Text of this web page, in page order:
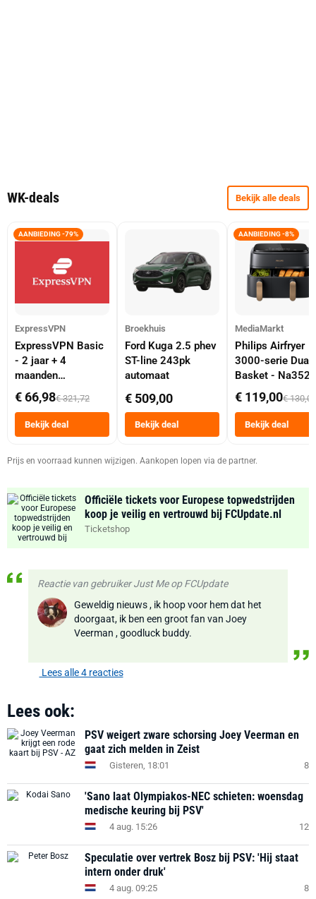
WK-deals Bekijk alle deals
AANBIEDING -79%
ExpressVPN
ExpressVPN Basic
- 2 jaar + 4
maanden
abonnement
€ 66,98€ 321,72
Bekijk deal
Broekhuis
Ford Kuga 2.5 phev
ST-line 243pk
automaat
€ 509,00
Bekijk deal
AANBIEDING -8%
MediaMarkt
Philips Airfryer
3000-serie Dual
Basket -
Dubbele Mand 9
Tot 6 Personen
Heteluchtfriteuse
Zwart
€ 119,00€ 130,00
Bekijk deal
Prijs en voorraad kunnen wijzigen. Aankopen lopen via de partner.
Officiële tickets voor Europese topwedstrijden
koop je veilig en vertrouwd bij FCUpdate.nl
Ticketshop
Reactie van gebruiker Just Me op FCUpdate
Geweldig nieuws , ik hoop voor hem dat het
doorgaat, ik ben een groot fan van Joey
Veerman , goodluck buddy.
Lees alle 4 reacties
Lees ook:
PSV weigert zware schorsing Joey Veerman en
gaat zich melden in Zeist
Gisteren, 18:01 8
'Sano laat Olympiakos-NEC schieten: woensdag
medische keuring bij PSV'
4 aug. 15:26 12
Speculatie over vertrek Bosz bij PSV: 'Hij staat
intern onder druk'
4 aug. 09:25 8